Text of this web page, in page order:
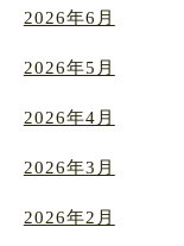
2026年6月
2026年5月
2026年4月
2026年3月
2026年2月